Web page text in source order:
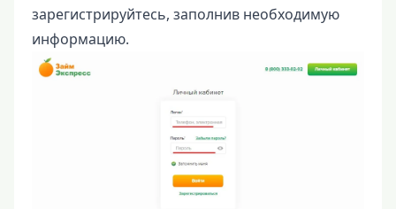
зарегистрируйтесь, заполнив необходимую
информацию.